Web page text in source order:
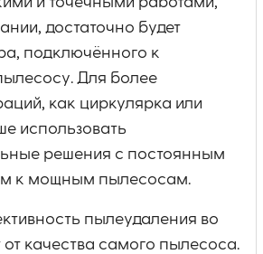
достаточно будет
подключённого к
Для более
как циркулярка или
использовать
решения с постоянным
к мощным пылесосам.
пылеудаления во
от качества самого пылесоса.